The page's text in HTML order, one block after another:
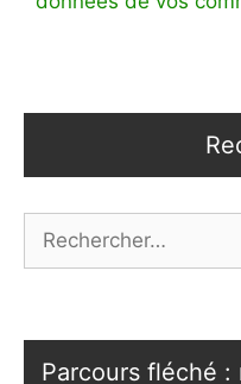
Parcours fléché :